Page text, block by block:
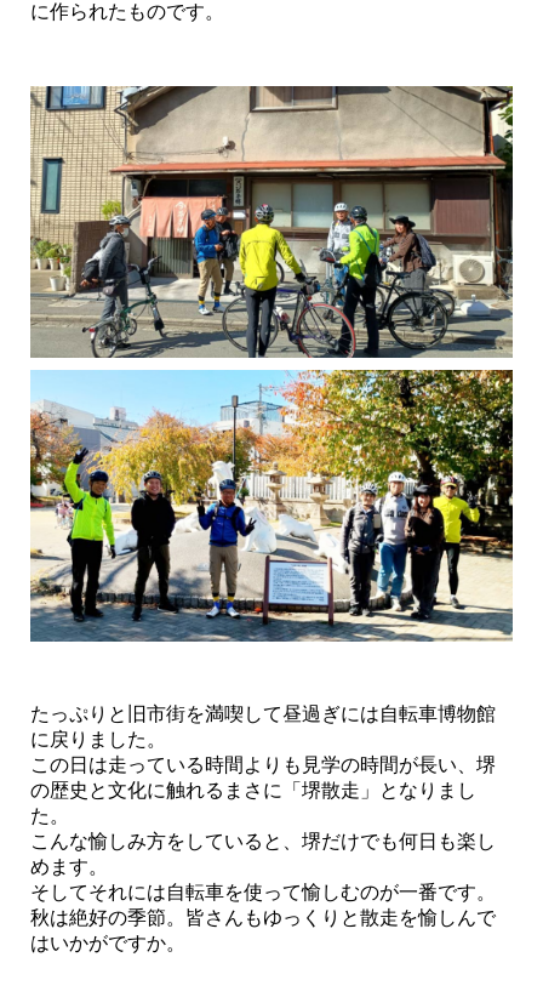
に作られたものです。
たっぷりと旧市街を満喫して昼過ぎには自転車博物館
に戻りました。
この日は走っている時間よりも見学の時間が長い、堺
の歴史と文化に触れるまさに「堺散走」となりまし
た。
こんな愉しみ方をしていると、堺だけでも何日も楽し
めます。
そしてそれには自転車を使って愉しむのが一番です。
秋は絶好の季節。皆さんもゆっくりと散走を愉しんで
はいかがですか。